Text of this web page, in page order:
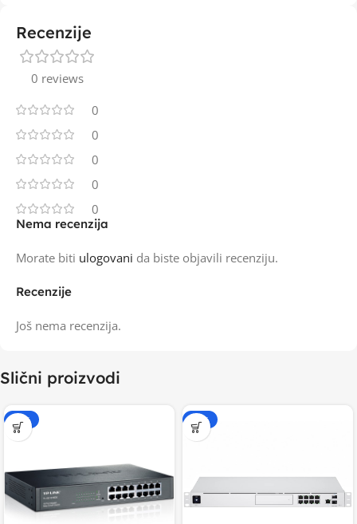
Recenzije
0 reviews
0
0
0
0
0
Recenzije
Još nema recenzija.
Nema recenzija
Morate biti ulogovani da biste objavili recenziju.
Slični proizvodi
-15% -20%